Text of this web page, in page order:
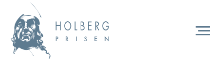
hovedinnhold